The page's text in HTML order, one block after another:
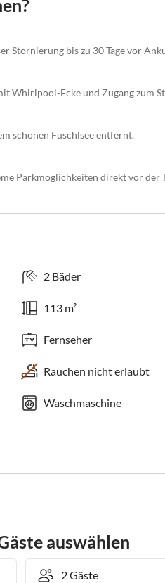
Stornierung bis zu 30 Tage vor
Whirlpool-Ecke und Zugang zum
schönen Fuschlsee entfernt.
Parkmöglichkeiten direkt vor der
2 Bäder
113 m²
Fernseher
Rauchen nicht erlaubt
Waschmaschine
auswählen